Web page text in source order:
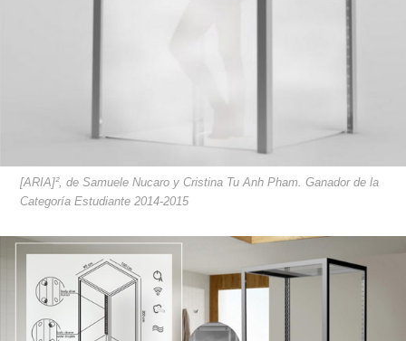
[ARIA]², de Samuele Nucaro y Cristina Tu Anh Pham. Ganador de la
Categoría Estudiante 2014-2015